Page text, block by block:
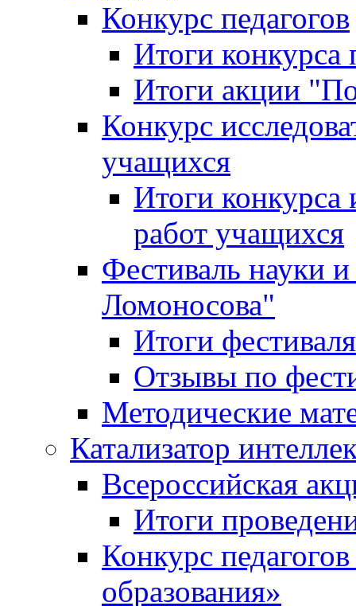
Конкурс педагогов
Итоги конкурса
Итоги акции
Конкурс
учащихся
Итоги конкурса
работ учащихся
Фестиваль науки
Ломоносова"
Итоги фестиваля
Отзывы по
Методические
Катализатор
Всероссийская
Итоги
Конкурс
образования»